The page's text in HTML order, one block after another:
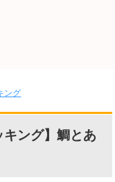
ング
キング】鯛とあ